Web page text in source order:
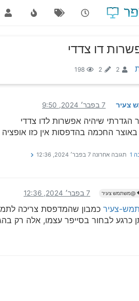
דו צדדי
2
2
198
צעיר 7 בפבר׳ 2024, 9:50
הגדרתי שיהיה אפשרות לדו צדדי
החכמה בהדפסות אין כזו אופציה
1 תגובה אחרונה 7 בפבר׳ 2024, 12:36
@משתמש צעיר 7 בפבר׳ 2024, 12:36
צעיר כמבון שהמדפסת צריכה
כרגע לבחור בסייפר עצמו, אלה רק